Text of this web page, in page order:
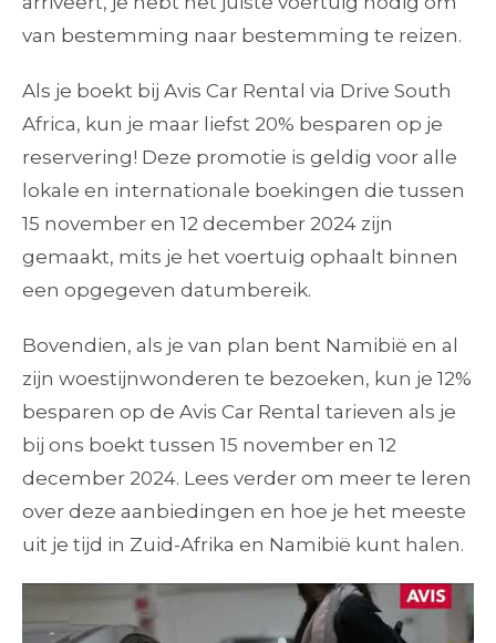
van bestemming naar bestemming te reizen.
Als je boekt bij Avis Car Rental via Drive South
Africa, kun je maar liefst 20% besparen op je
reservering! Deze promotie is geldig voor alle
lokale en internationale boekingen die tussen
15 november en 12 december 2024 zijn
gemaakt, mits je het voertuig ophaalt binnen
een opgegeven datumbereik.
Bovendien, als je van plan bent Namibië en al
zijn woestijnwonderen te bezoeken, kun je 12%
besparen op de Avis Car Rental tarieven als je
bij ons boekt tussen 15 november en 12
december 2024. Lees verder om meer te leren
over deze aanbiedingen en hoe je het meeste
uit je tijd in Zuid-Afrika en Namibië kunt halen.